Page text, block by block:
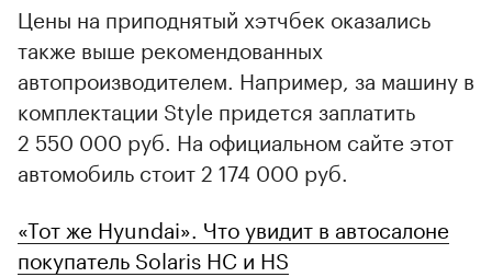
Цены на приподнятый хэтчбек оказались
также выше рекомендованных
автопроизводителем. Например, за машину в
комплектации Style придется заплатить
2 550 000 руб. На официальном сайте этот
автомобиль стоит 2 174 000 руб.
«Тот же Hyundai». Что увидит в автосалоне
покупатель Solaris HC и HS